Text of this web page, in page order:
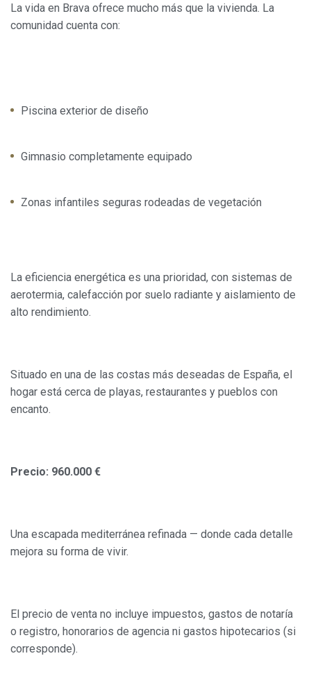
La vida en Brava ofrece mucho más que la vivienda. La
comunidad cuenta con:
Piscina exterior de diseño
Gimnasio completamente equipado
Zonas infantiles seguras rodeadas de vegetación
La eficiencia energética es una prioridad, con sistemas de
aerotermia, calefacción por suelo radiante y aislamiento de
alto rendimiento.
Situado en una de las costas más deseadas de España, el
hogar está cerca de playas, restaurantes y pueblos con
encanto.
Precio: 960.000 €
Una escapada mediterránea refinada — donde cada detalle
mejora su forma de vivir.
El precio de venta no incluye impuestos, gastos de notaría
o registro, honorarios de agencia ni gastos hipotecarios (si
corresponde).
Permiten realizar el seguimiento y análisis del
comportamiento de los usuarios de este sitio web. La
información recogida mediante este tipo de cookies se
mejor experiencia a través de productos recomendados.
navegación. Gracias a ellas, podemos conocer los hábitos
de navegación en el sitio web y mostrar publicidad